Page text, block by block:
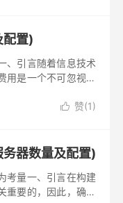
配置)
、引言随着信息技术
用是一个不可忽视的
业务需求，企业应根
 赞(1)
器数量及配置)
考量一、引言在构建
重要的，因此，确定